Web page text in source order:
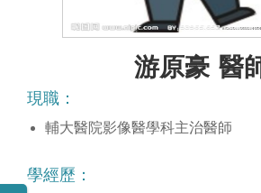
游原豪
現職：
輔大醫院影像醫學科主治醫師
學經歷：